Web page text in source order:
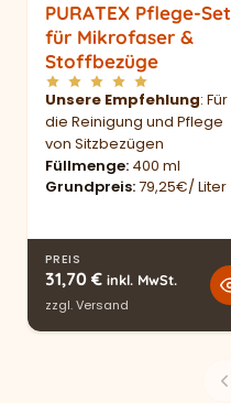
PURATEX Pflege-Set
für Mikrofaser &
Stoffbezüge
Unsere Empfehlung: Für
die Reinigung und Pflege
von Sitzbezügen
Füllmenge 400 ml
Grundpreis 79,25€/ Liter
PREIS
31,70 € inkl. MwSt.
zzgl.Versand